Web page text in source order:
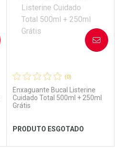
Ver Desconto Convênio
(0)
Enxaguante Bucal Listerine
Cuidado Total 500ml + 250ml
Grátis
PRODUTO ESGOTADO
AVISE-ME